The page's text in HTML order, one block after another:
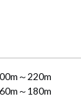
～220m
～180m